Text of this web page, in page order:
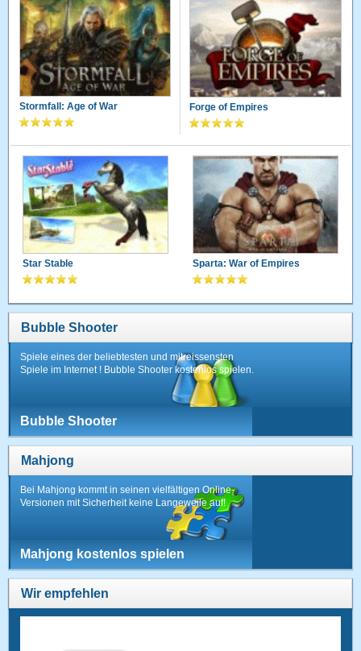
Stormfall: Age of War Forge of Empires
Star Stable Sparta: War of Empires
Bubble Shooter
Spiele eines der beliebtesten und mitreissensten
Spiele im Internet ! Bubble Shooter kostenlos spielen.
Bubble Shooter
Mahjong
Bei Mahjong kommt in seinen vielfältigen Online-
Versionen mit Sicherheit keine Langeweile auf!
Mahjong kostenlos spielen
Wir empfehlen